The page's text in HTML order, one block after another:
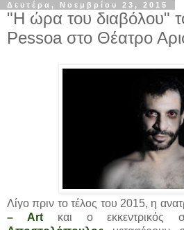
Δευτέρα, Νοεμβρίου 23, 2015
"Η ώρα του διαβόλου"
Pessoa στο Θέατρο
Λίγο πριν το τέλος του 2015, η
– Artκαι ο εκκεντρικός